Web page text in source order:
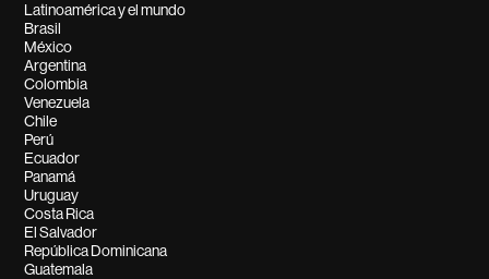
Latinoamérica y el mundo
Brasil
México
Argentina
Colombia
Venezuela
Chile
Perú
Ecuador
Panamá
Uruguay
Costa Rica
El Salvador
República Dominicana
Guatemala